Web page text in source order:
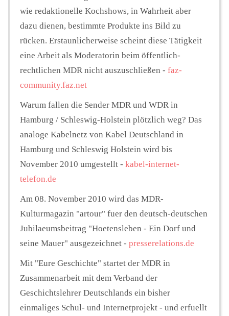
wie redaktionelle Kochshows, in Wahrheit aber
dazu dienen, bestimmte Produkte ins Bild zu
rücken. Erstaunlicherweise scheint diese Tätigkeit
eine Arbeit als Moderatorin beim öffentlich-
rechtlichen MDR nicht auszuschließen - faz-
community.faz.net
Warum fallen die Sender MDR und WDR in
Hamburg / Schleswig-Holstein plötzlich weg? Das
analoge Kabelnetz von Kabel Deutschland in
Hamburg und Schleswig Holstein wird bis
November 2010 umgestellt - kabel-internet-
telefon.de
Am 08. November 2010 wird das MDR-
Kulturmagazin "artour" fuer den deutsch-deutschen
Jubilaeumsbeitrag "Hoetensleben - Ein Dorf und
seine Mauer" ausgezeichnet - presserelations.de
Mit "Eure Geschichte" startet der MDR in
Zusammenarbeit mit dem Verband der
Geschichtslehrer Deutschlands ein bisher
einmaliges Schul- und Internetprojekt - und erfuellt